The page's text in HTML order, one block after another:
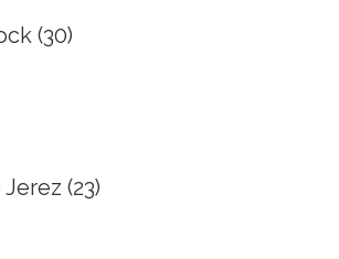
(30)
Jerez (23)